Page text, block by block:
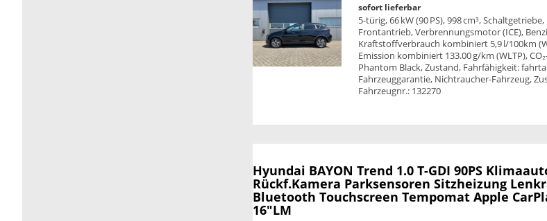
sofort lieferbar
5-türig, 66 kW (90 PS), 998 cm³, Schaltgetriebe,
Frontantrieb, Verbrennungsmotor (ICE),
Kraftstoffverbrauch kombiniert 5,9 l/100km
Emission kombiniert 133.00 g/km (WLTP),
Phantom Black, Zustand, Fahrfähigkeit:
Fahrzeuggarantie, Nichtraucher-Fahrzeug,
Fahrzeugnr.: 132270
Hyundai BAYON Trend 1.0 T-GDI 90PS
Rückf.Kamera Parksensoren Sitzheizung
Bluetooth Touchscreen Tempomat Apple
16"LM